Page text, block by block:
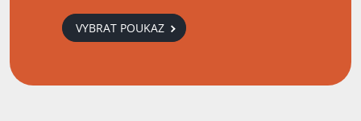
VYBRAT POUKAZ